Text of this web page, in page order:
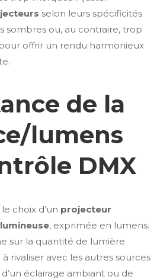
selon leurs spécificités
sombres ou, au contraire, trop
offrir un rendu harmonieux
de la
lumens
DMX
choix d’un projecteur
, exprimée en lumens.
sur la quantité de lumière
rivaliser avec les autres sources
d’un éclairage ambiant ou de